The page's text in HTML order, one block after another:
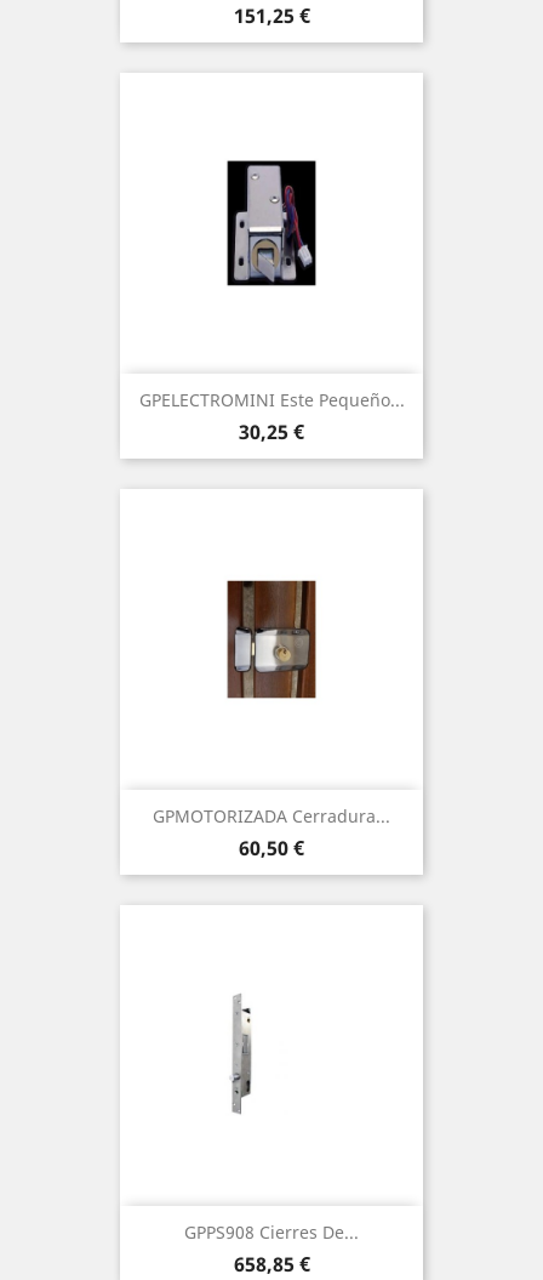
Precio
151,25 €
GPELECTROMINI Este Pequeño...
Precio
30,25 €
GPMOTORIZADA Cerradura...
Precio
60,50 €
GPPS908 Cierres De...
Precio
658,85 €